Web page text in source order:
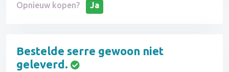
Opnieuw kopen?
Ja
Bestelde serre gewoon niet
geleverd.